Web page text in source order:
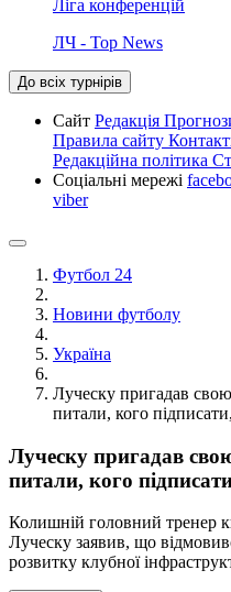
Ліга конференцій
ЛЧ - Top News
До всіх турнірів
Сайт Редакція
Правила сайту
Редакційна політика
Соціальні мережі
viber
Футбол 24
Новини футболу
Україна
Луческу пригадав
питали, кого
Луческу пригадав
питали, кого
Колишній головний тренер
Луческу заявив, що
розвитку клубної